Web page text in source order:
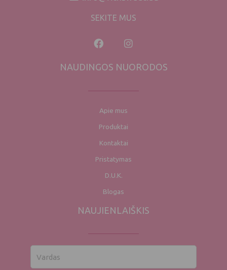
SEKITE MUS
NAUDINGOS NUORODOS
Apie mus
Produktai
Kontaktai
Pristatymas
D.U.K.
Blogas
NAUJIENLAIŠKIS